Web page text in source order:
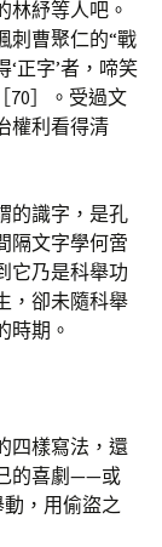
林紓等人吧。
刺曹聚仁的“戰
正字’者，啼笑
70］。受過文
權利看得清
的識字，是孔
隔文字學何啻
它乃是科舉功
，卻未隨科舉
時期。
四樣寫法，還
的喜劇——或
，用偷盜之